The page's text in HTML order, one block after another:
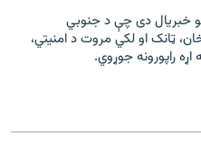
خبریال دی چې د جنوبي
ټانک او لکي مروت د امنیتي،
راپورونه جوړوي.